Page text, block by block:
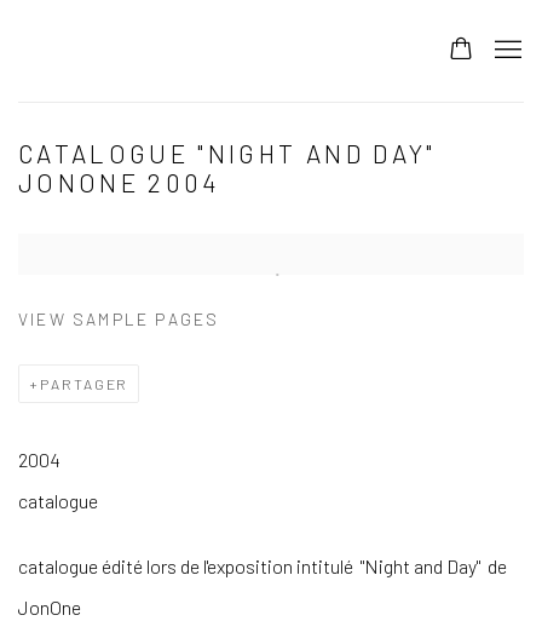
CATALOGUE "NIGHT AND DAY"
JONONE 2004
VIEW SAMPLE PAGES
PARTAGER
2004
catalogue
catalogue édité lors de l'exposition intitulé "Night and Day" de
JonOne